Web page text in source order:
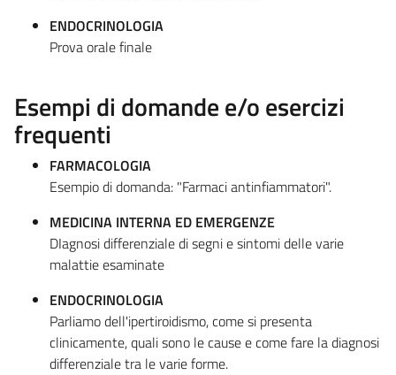
ENDOCRINOLOGIA
Prova orale finale
Esempi di domande e/o esercizi
frequenti
FARMACOLOGIA
Esempio di domanda: "Farmaci antinfiammatori".
MEDICINA INTERNA ED EMERGENZE
DIagnosi differenziale di segni e sintomi delle varie
malattie esaminate
ENDOCRINOLOGIA
Parliamo dell'ipertiroidismo, come si presenta
clinicamente, quali sono le cause e come fare la diagnosi
differenziale tra le varie forme.